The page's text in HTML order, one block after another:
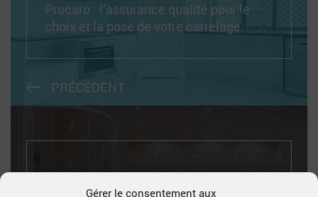
Gérer le consentement aux
Procaro : l’assurance qualité pour le
choix et la pose de votre carrelage
PRÉCÉDENT